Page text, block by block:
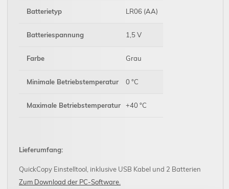
Batterietyp LR06 (AA)
Batteriespannung 1,5 V
Farbe Grau
Minimale Betriebstemperatur 0 °C
Maximale Betriebstemperatur +40 °C
Lieferumfang:
QuickCopy Einstelltool, inklusive USB Kabel und 2 Batterien
Zum Download der PC-Software.